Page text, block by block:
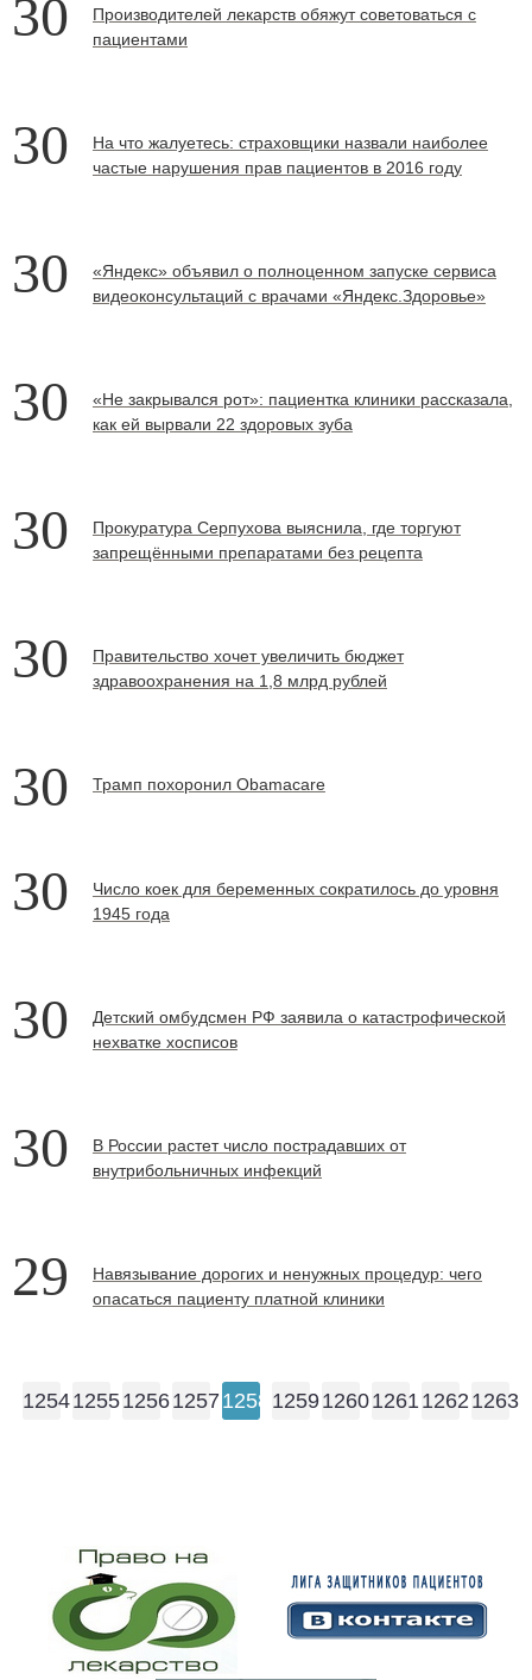
30
Производителей лекарств обяжут советоваться с
пациентами
30
На что жалуетесь: страховщики назвали наиболее
частые нарушения прав пациентов в 2016 году
30
«Яндекс» объявил о полноценном запуске сервиса
видеоконсультаций с врачами «Яндекс.Здоровье»
30
«Не закрывался рот»: пациентка клиники рассказала,
как ей вырвали 22 здоровых зуба
30
Прокуратура Серпухова выяснила, где торгуют
запрещёнными препаратами без рецепта
30
Правительство хочет увеличить бюджет
здравоохранения на 1,8 млрд рублей
30 Трамп похоронил Obamacare
30
Число коек для беременных сократилось до уровня
1945 года
30
Детский омбудсмен РФ заявила о катастрофической
нехватке хосписов
30
В России растет число пострадавших от
внутрибольничных инфекций
29
Навязывание дорогих и ненужных процедур: чего
опасаться пациенту платной клиники
1254125512561257 1258 125912601261 1262 1263